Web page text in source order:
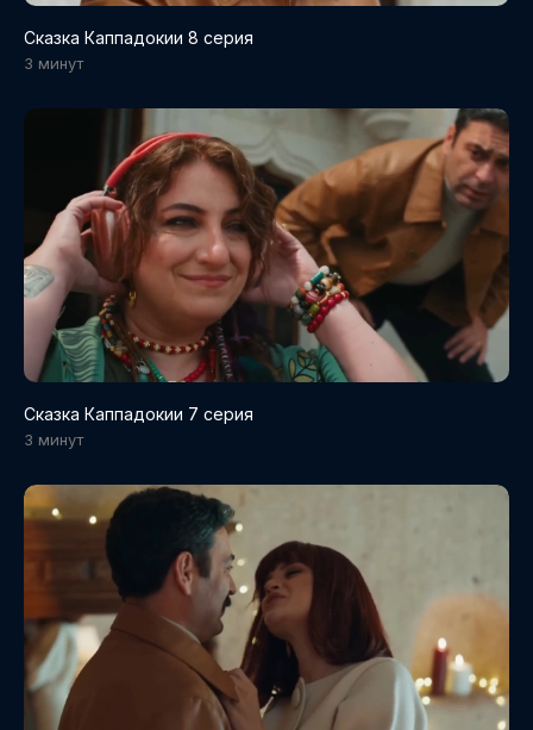
Сказка Каппадокии 8 серия
3 минут
Сказка Каппадокии 7 серия
3 минут